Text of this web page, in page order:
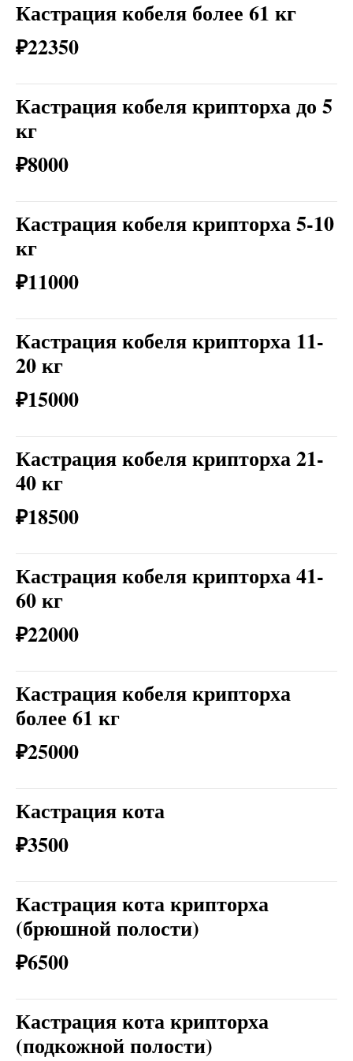
Кастрация кобеля более 61 кг
₽22350
Кастрация кобеля крипторха до 5
кг
₽8000
Кастрация кобеля крипторха 5-10
кг
₽11000
Кастрация кобеля крипторха 11-
20 кг
₽15000
Кастрация кобеля крипторха 21-
40 кг
₽18500
Кастрация кобеля крипторха 41-
60 кг
₽22000
Кастрация кобеля крипторха
более 61 кг
₽25000
Кастрация кота
₽3500
Кастрация кота крипторха
(брюшной полости)
₽6500
Кастрация кота крипторха
(подкожной полости)